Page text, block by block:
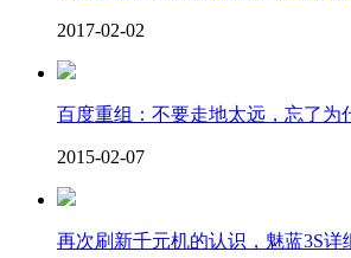
2017-02-02
百度重组：不要走地太远，忘了为
2015-02-07
再次刷新千元机的认识，魅蓝3S详